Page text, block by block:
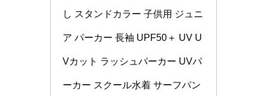
し スタンドカラー 子供用 ジュニ
ア パーカー 長袖 UPF50＋ UV U
Vカット ラッシュパーカー UVパ
ーカー スクール水着 サーフパン